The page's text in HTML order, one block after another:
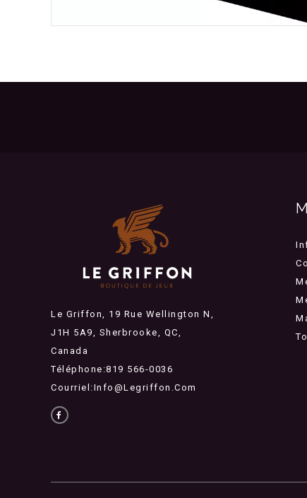
Le Griffon, 19 Rue Wellington N,
J1H 5A9, Sherbrooke, QC,
Canada
Téléphone:819 566-0036
Courriel:Info@legriffon.com